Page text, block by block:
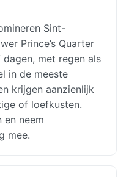
Sint-
Prince’s Quarter
dagen, met regen als
in de meeste
krijgen aanzienlijk
of loefkusten.
en neem
mee.